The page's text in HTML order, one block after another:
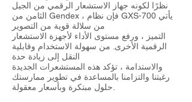
نظرًا لكونه جهاز الاستشعار الرقمي من الجيل
الثامن من Gendex ، فإن نظام GXS-700 يأتي
من سلالة قوية من التصوير
التميز ، ورفع مستوى الأداء لأجهزة الاستشعار
الرقمية الأخرى. من سهولة الاستخدام وقابلية
النقل إلى زيادة حدة
والاستدامة ، تؤكد هذه المستشعرات الجديدة
رغبتنا والتزامنا بالمساعدة في تطوير ممارستك